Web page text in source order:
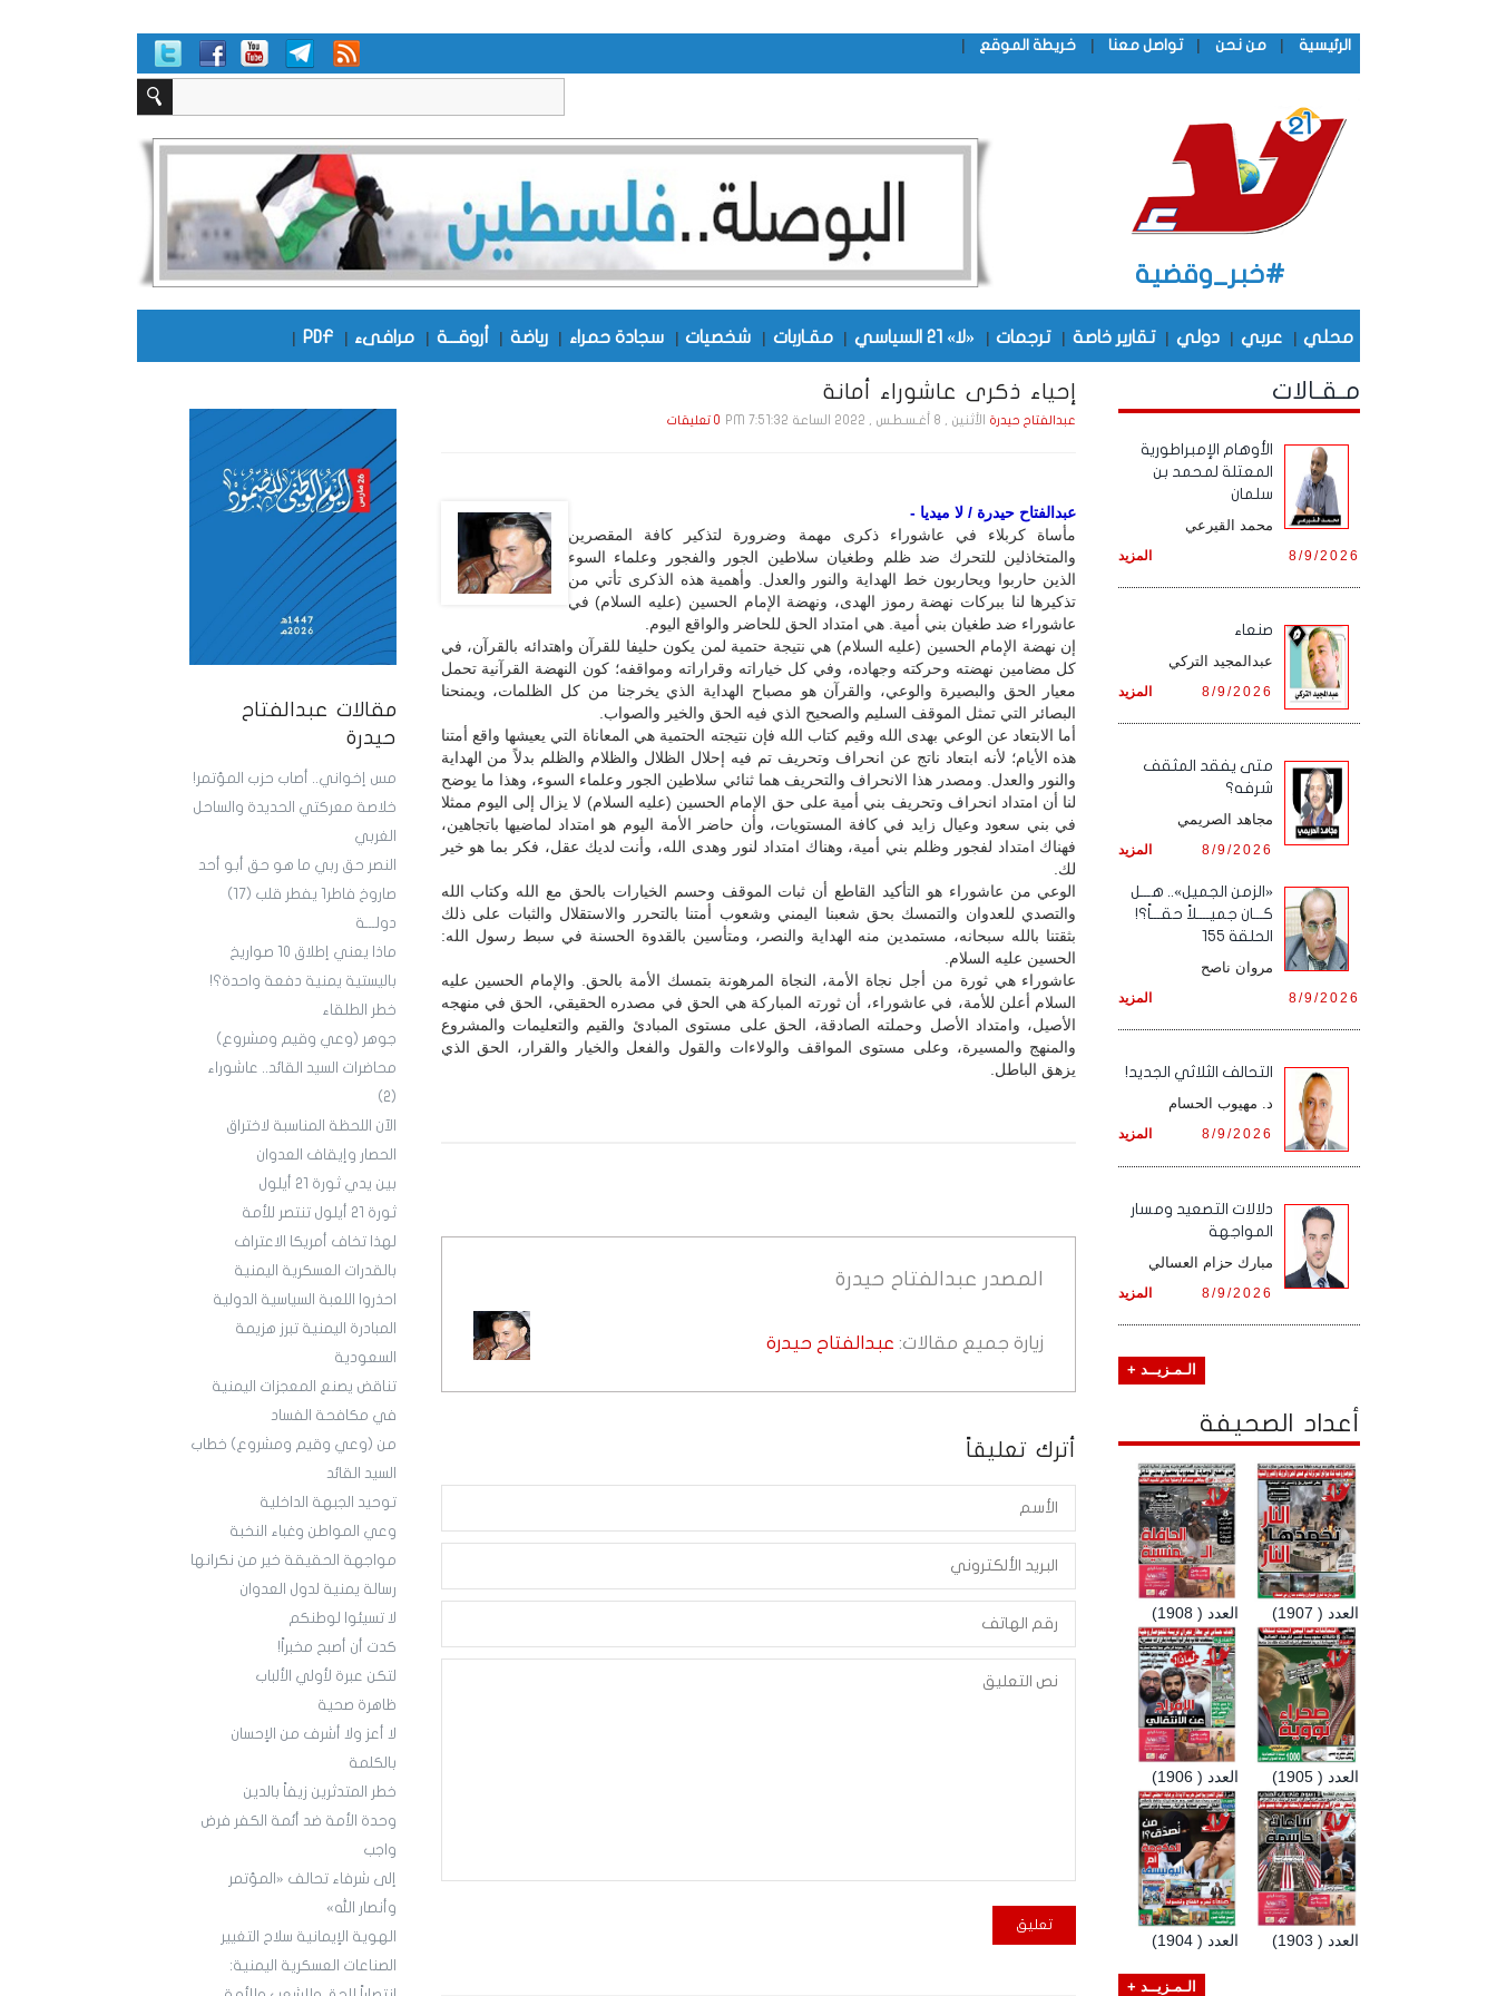
الرئيسية | من نحن | تواصل معنا | خريطة الموقع |
#خبر_وقضية
محلي | عربي | دولي | تقارير خاصة | ترجمات | «لا» 21 السياسي | مقـاربات | شخصيات | سجادة حمراء | رياضة | أروقـــة | مرافىء |
PDF
|
مقالات عبدالفتاح
حيدرة
مس إخواني.. أصاب حزب المؤتمر!
خلاصة معركتي الحديدة والساحل
الغربي
النصر حق ربي ما هو حق أبو أحد
صاروخ فاطر1 يفطر قلب (17)
دولـــة
ماذا يعني إطلاق 10 صواريخ
باليستية يمنية دفعة واحدة؟!
خطر الطلقاء
جوهر (وعي وقيم ومشروع)
محاضرات السيد القائد.. عاشوراء
(2)
الآن اللحظة المناسبة لاختراق
الحصار وإيقاف العدوان
بين يدي ثورة 21 أيلول
ثورة 21 أيلول تنتصر للأمة
لهذا تخاف أمريكا الاعتراف
بالقدرات العسكرية اليمنية
احذروا اللعبة السياسية الدولية
المبادرة اليمنية تبرز هزيمة
السعودية
تناقض يصنع المعجزات اليمنية
في مكافحة الفساد
من (وعي وقيم ومشروع) خطاب
السيد القائد
توحيد الجبهة الداخلية
وعي المواطن وغباء النخبة
مواجهة الحقيقة خير من نكرانها
رسالة يمنية لدول العدوان
لا تسيئوا لوطنكم
كدت أن أصبح مخبراً!
لتكن عبرة لأولي الألباب
ظاهرة صحية
لا أعز ولا أشرف من الإحسان
بالكلمة
خطر المتدثرين زيفاً بالدين
وحدة الأمة ضد أئمة الكفر فرض
واجب
إلى شرفاء تحالف «المؤتمر
وأنصار الله»
الهوية الإيمانية سلاح التغيير
الصناعات العسكرية اليمنية:
إحياء ذكرى عاشوراء أمانة
عبدالفتاح حيدرة الأثنين , 8 أغـسـطـس , 2022 الساعة 7:51:32 PM 0 تعليقات
عبدالفتاح حيدرة / لا ميديا -
مأساة كربلاء في عاشوراء ذكرى مهمة وضرورة لتذكير كافة المقصرين
والمتخاذلين للتحرك ضد ظلم وطغيان سلاطين الجور والفجور وعلماء السوء
الذين حاربوا ويحاربون خط الهداية والنور والعدل. وأهمية هذه الذكرى تأتي من
تذكيرها لنا ببركات نهضة رموز الهدى، ونهضة الإمام الحسين (عليه السلام) في
عاشوراء ضد طغيان بني أمية. هي امتداد الحق للحاضر والواقع اليوم.
إن نهضة الإمام الحسين (عليه السلام) هي نتيجة حتمية لمن يكون حليفا للقرآن واهتدائه بالقرآن، في
كل مضامين نهضته وحركته وجهاده، وفي كل خياراته وقراراته ومواقفه؛ كون النهضة القرآنية تحمل
معيار الحق والبصيرة والوعي، والقرآن هو مصباح الهداية الذي يخرجنا من كل الظلمات، ويمنحنا
البصائر التي تمثل الموقف السليم والصحيح الذي فيه الحق والخير والصواب.
أما الابتعاد عن الوعي بهدى الله وقيم كتاب الله فإن نتيجته الحتمية هي المعاناة التي يعيشها واقع أمتنا
هذه الأيام؛ لأنه ابتعاد ناتج عن انحراف وتحريف تم فيه إحلال الظلال والظلام والظلم بدلاً من الهداية
والنور والعدل. ومصدر هذا الانحراف والتحريف هما ثنائي سلاطين الجور وعلماء السوء، وهذا ما يوضح
لنا أن امتداد انحراف وتحريف بني أمية على حق الإمام الحسين (عليه السلام) لا يزال إلى اليوم ممثلا
في بني سعود وعيال زايد في كافة المستويات، وأن حاضر الأمة اليوم هو امتداد لماضيها باتجاهين،
فهناك امتداد لفجور وظلم بني أمية، وهناك امتداد لنور وهدى الله، وأنت لديك عقل، فكر بما هو خير
لك.
الوعي من عاشوراء هو التأكيد القاطع أن ثبات الموقف وحسم الخيارات بالحق مع الله وكتاب الله
والتصدي للعدوان والتمسك بحق شعبنا اليمني وشعوب أمتنا بالتحرر والاستقلال والثبات على ذلك
بثقتنا بالله سبحانه، مستمدين منه الهداية والنصر، ومتأسين بالقدوة الحسنة في سبط رسول الله:
الحسين عليه السلام.
عاشوراء هي ثورة من أجل نجاة الأمة، النجاة المرهونة بتمسك الأمة بالحق. والإمام الحسين عليه
السلام أعلن للأمة، في عاشوراء، أن ثورته المباركة هي الحق في مصدره الحقيقي، الحق في منهجه
الأصيل، وامتداد الأصل وحملته الصادقة، الحق على مستوى المبادئ والقيم والتعليمات والمشروع
والمنهج والمسيرة، وعلى مستوى المواقف والولاءات والقول والفعل والخيار والقرار، الحق الذي
يزهق الباطل.
المصدر عبدالفتاح حيدرة
زيارة جميع مقالات: عبدالفتاح حيدرة
أترك تعليقاً
مـقـالات
الأوهام الإمبراطورية
المعتلة لمحمد بن
سلمان
محمد القيرعي
المزيد 8/9/2026
صنعاء
عبدالمجيد التركي
المزيد 8/9/2026
متى يفقد المثقف
شرفه؟
مجاهد الصريمي
المزيد 8/9/2026
«الزمن الجميل».. هـــل
كـــان جميــــلاً حقـــاً؟!
الحلقة 155
مروان ناصح
المزيد 8/9/2026
التحالف الثلاثي الجديد!
د. مهيوب الحسام
المزيد 8/9/2026
دلالات التصعيد ومسار
المواجهة
مبارك حزام العسالي
المزيد 8/9/2026
الـمـزيــد +
أعداد الصحيفة
العدد ( 1908) العدد ( 1907)
العدد ( 1906) العدد ( 1905)
العدد ( 1904) العدد ( 1903)
الـمـزيــد +